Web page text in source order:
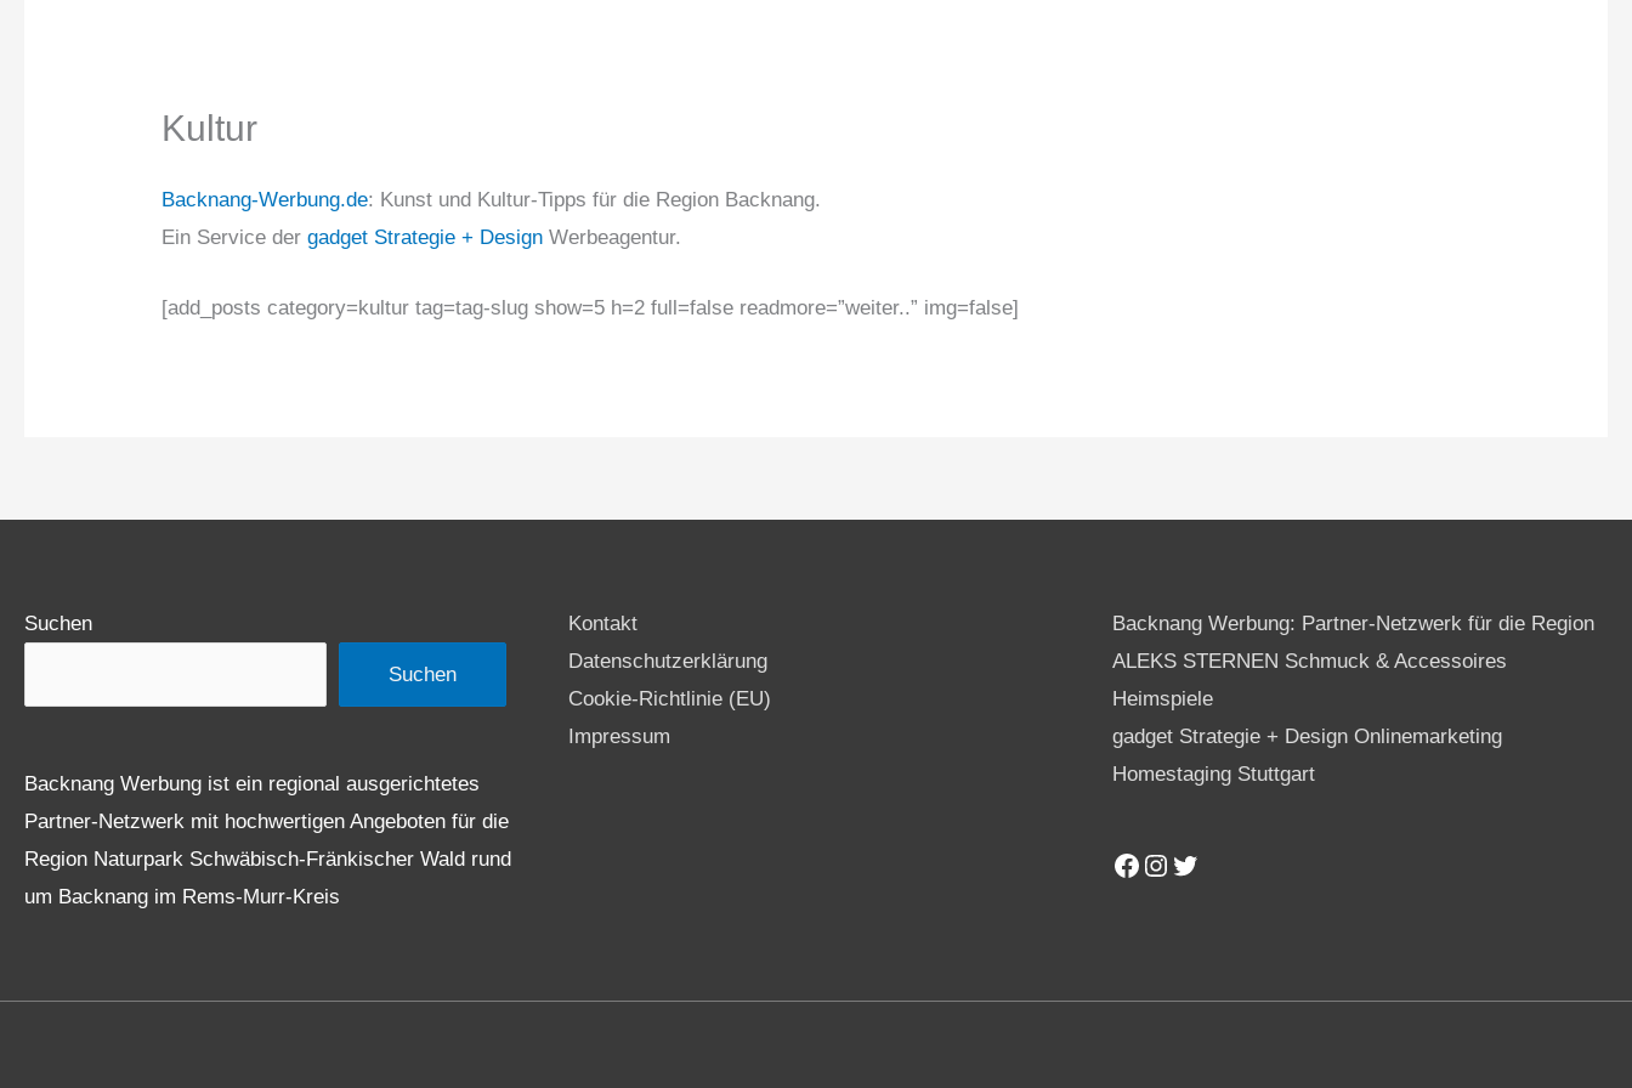
Kultur
Backnang-Werbung.de: Kunst und Kultur-Tipps für die Region Backnang.
Ein Service dergadget Strategie + Design Werbeagentur.
[add_posts category=kultur tag=tag-slug show=5 h=2 full=false readmore=”weiter..” img=false]
Suchen
Suchen
Backnang Werbung ist ein regional ausgerichtetes
Partner-Netzwerk mit hochwertigen Angeboten für die
Region Naturpark Schwäbisch-Fränkischer Wald rund
um Backnang im Rems-Murr-Kreis
Kontakt
Datenschutzerklärung
Cookie-Richtlinie (EU)
Impressum
Backnang Werbung: Partner-Netzwerk für die Region
ALEKS STERNEN Schmuck & Accessoires
Heimspiele
gadget Strategie + Design Onlinemarketing
Homestaging Stuttgart
Facebook
Instagram
Twitter